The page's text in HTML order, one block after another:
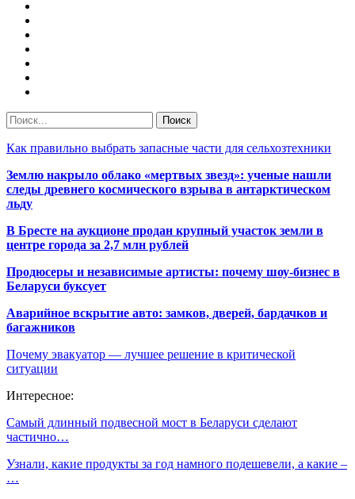
Как правильно выбрать запасные части для сельхозтехники
Землю накрыло облако «мертвых звезд»: ученые нашли
следы древнего космического взрыва в антарктическом
льду
В Бресте на аукционе продан крупный участок земли в
центре города за 2,7 млн рублей
Продюсеры и независимые артисты: почему шоу-бизнес в
Беларуси буксует
Аварийное вскрытие авто: замков, дверей, бардачков и
багажников
Почему эвакуатор — лучшее решение в критической
ситуации
Интересное:
Самый длинный подвесной мост в Беларуси сделают
частично…
Узнали, какие продукты за год намного подешевели, а какие –
…